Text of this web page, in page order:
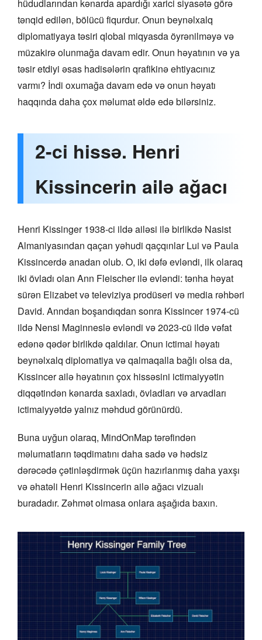
hüdudlarından kənarda apardığı xarici siyasətə görə
tənqid edilən, bölücü fiqurdur. Onun beynəlxalq
diplomatiyaya təsiri qlobal miqyasda öyrənilməyə və
müzakirə olunmağa davam edir. Onun həyatının və ya
təsir etdiyi əsas hadisələrin qrafikinə ehtiyacınız
varmı? İndi oxumağa davam edə və onun həyatı
haqqında daha çox məlumat əldə edə bilərsiniz.
2-ci hissə. Henri
Kissincerin ailə ağacı
Henri Kissinger 1938-ci ildə ailəsi ilə birlikdə Nasist
Almaniyasından qaçan yəhudi qaçqınlar Lui və Paula
Kissincerdə anadan olub. O, iki dəfə evləndi, ilk olaraq
iki övladı olan Ann Fleischer ilə evləndi: tənha həyat
sürən Elizabet və televiziya prodüseri və media rəhbəri
David. Anndan boşandıqdan sonra Kissincer 1974-cü
ildə Nensi Maginneslə evləndi və 2023-cü ildə vəfat
edənə qədər birlikdə qaldılar. Onun ictimai həyatı
beynəlxalq diplomatiya və qalmaqalla bağlı olsa da,
Kissincer ailə həyatının çox hissəsini ictimaiyyətin
diqqətindən kənarda saxladı, övladları və arvadları
ictimaiyyətdə yalnız məhdud görünürdü.
Buna uyğun olaraq, MindOnMap tərəfindən
məlumatların təqdimatını daha sadə və hədsiz
dərəcədə çətinləşdirmək üçün hazırlanmış daha yaxşı
və əhatəli Henri Kissincerin ailə ağacı vizualı
buradadır. Zəhmət olmasa onlara aşağıda baxın.